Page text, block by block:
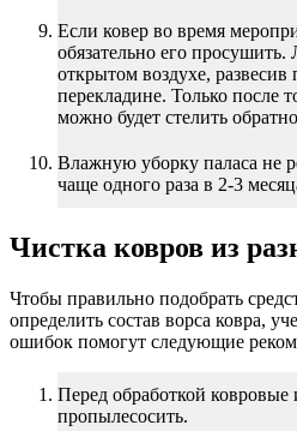
Если ковер во время
обязательно его просушить.
открытом воздухе, развесив
перекладине. Только после
можно будет стелить
Влажную уборку паласа не
чаще одного раза в 2-3
Чистка ковров из
Чтобы правильно подобрать
определить состав ворса ковра,
ошибок помогут следующие
Перед обработкой ковровые
пропылесосить.